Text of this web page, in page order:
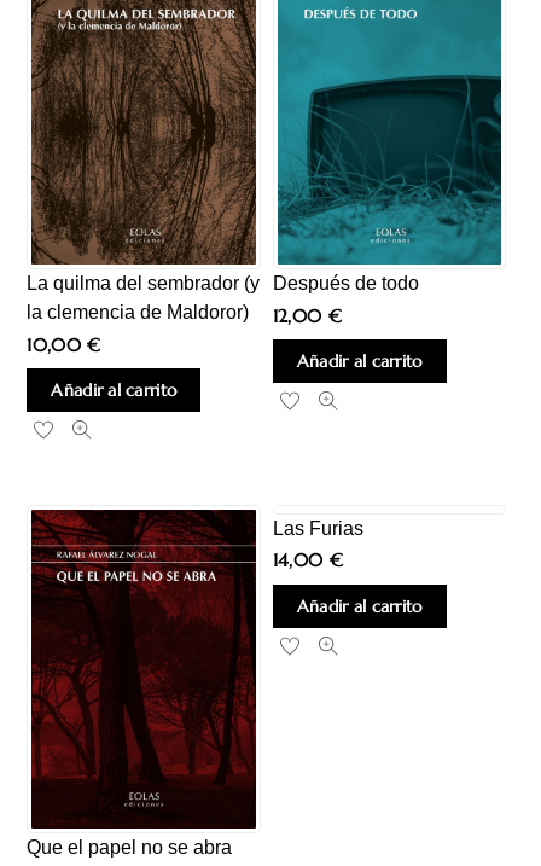
La quilma del sembrador (y
la clemencia de Maldoror)
10,00€
Añadir al carrito
Después de todo
12,00 €
Añadir al carrito
Que el papel no se abra
Las Furias
14,00 €
Añadir al carrito